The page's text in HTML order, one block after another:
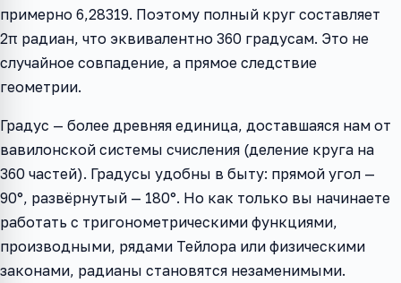
примерно 6,28319. Поэтому полный круг составляет
2π радиан, что эквивалентно 360 градусам. Это не
случайное совпадение, а прямое следствие
геометрии.
Градус — более древняя единица, доставшаяся нам от
вавилонской системы счисления (деление круга на
360 частей). Градусы удобны в быту: прямой угол —
90°, развёрнутый — 180°. Но как только вы начинаете
работать с тригонометрическими функциями,
производными, рядами Тейлора или физическими
законами, радианы становятся незаменимыми.